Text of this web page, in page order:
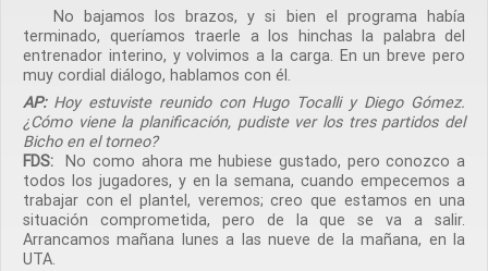
No bajamos los brazos, y si bien el programa había
terminado, queríamos traerle a los hinchas la palabra del
entrenador interino, y volvimos a la carga. En un breve pero
muy cordial diálogo, hablamos con él.
AP: Hoy estuviste reunido con Hugo Tocalli y Diego Gómez.
¿Cómo viene la planificación, pudiste ver los tres partidos del
Bicho en el torneo?
FDS: No como ahora me hubiese gustado, pero conozco a
todos los jugadores, y en la semana, cuando empecemos a
trabajar con el plantel, veremos; creo que estamos en una
situación comprometida, pero de la que se va a salir.
Arrancamos mañana lunes a las nueve de la mañana, en la
UTA.